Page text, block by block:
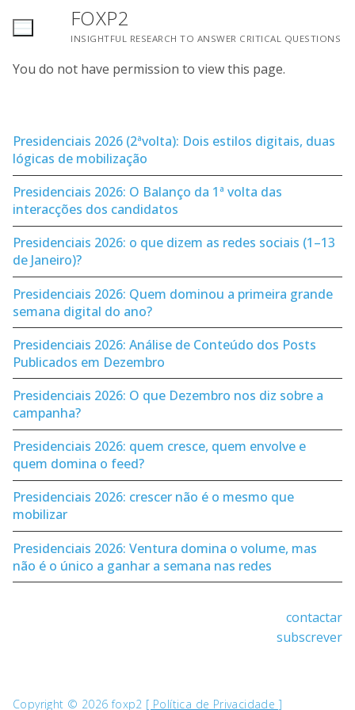
FOXP2
INSIGHTFUL RESEARCH TO ANSWER CRITICAL QUESTIONS
You do not have permission to view this page.
Presidenciais 2026 (2ªvolta): Dois estilos digitais, duas
lógicas de mobilização
Presidenciais 2026: O Balanço da 1ª volta das
interacções dos candidatos
Presidenciais 2026: o que dizem as redes sociais (1–13
de Janeiro)?
Presidenciais 2026: Quem dominou a primeira grande
semana digital do ano?
Presidenciais 2026: Análise de Conteúdo dos Posts
Publicados em Dezembro
Presidenciais 2026: O que Dezembro nos diz sobre a
campanha?
Presidenciais 2026: quem cresce, quem envolve e
quem domina o feed?
Presidenciais 2026: crescer não é o mesmo que
mobilizar
Presidenciais 2026: Ventura domina o volume, mas
não é o único a ganhar a semana nas redes
contactar
subscrever
Copyright © 2026 foxp2 [ Política de Privacidade ]